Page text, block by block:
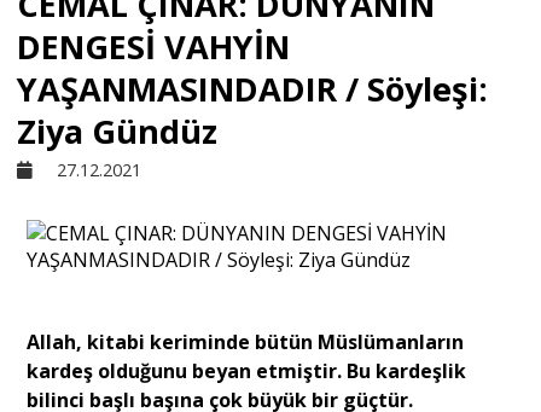
Derkenar
Sivil Toplum
Ekonomi
Dünya
DENGESİ VAHYİN
YAŞANMASINDADIR / Söyleşi:
Ziya Gündüz
27.12.2021
Allah, kitabi keriminde bütün Müslümanların
kardeş olduğunu beyan etmiştir. Bu kardeşlik
bilinci başlı başına çok büyük bir güçtür.